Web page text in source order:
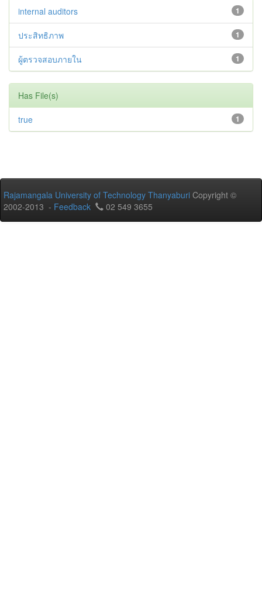
1
internal auditors
1
ประสิทธิภาพ
1
ผู้ตรวจสอบภายใน
Has File(s)
1
true
Rajamangala University of Technology Thanyaburi Copyright ©
2002-2013 - Feedback 02 549 3655